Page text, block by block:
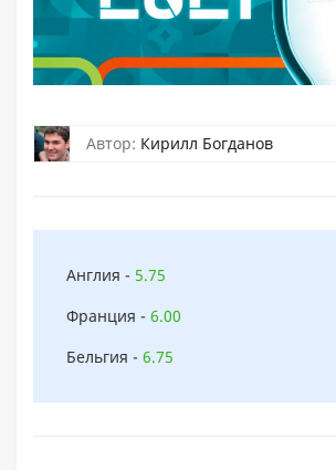
Автор: Кирилл Богданов
Англия - 5.75
Франция - 6.00
Бельгия - 6.75